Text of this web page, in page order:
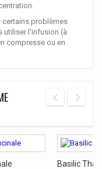
certains problèmes
utiliser l'infusion (à
compresse ou en
Basilic Thai